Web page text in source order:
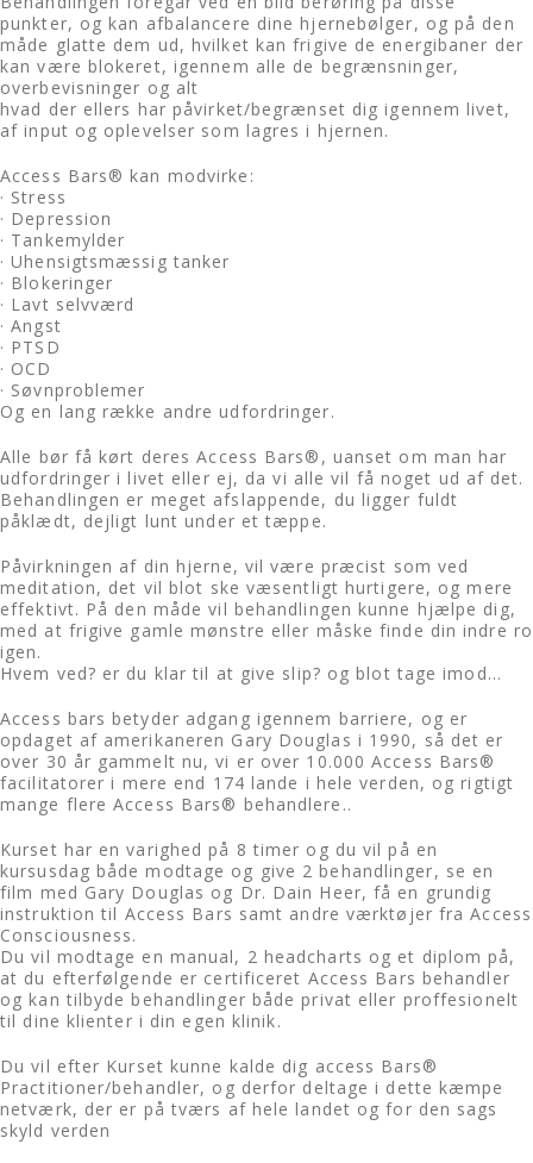
punkter, og kan afbalancere dine hjernebølger, og på den
måde glatte dem ud, hvilket kan frigive de energibaner der
kan være blokeret, igennem alle de begrænsninger,
overbevisninger og alt
hvad der ellers har påvirket/begrænset dig igennem livet,
af input og oplevelser som lagres i hjernen.
Access Bars® kan modvirke:
· Stress
· Depression
· Tankemylder
· Uhensigtsmæssig tanker
· Blokeringer
· Lavt selvværd
· Angst
· PTSD
· OCD
· Søvnproblemer
Og en lang række andre udfordringer.
Alle bør få kørt deres Access Bars®, uanset om man har
udfordringer i livet eller ej, da vi alle vil få noget ud af det.
Behandlingen er meget afslappende, du ligger fuldt
påklædt, dejligt lunt under et tæppe.
Påvirkningen af din hjerne, vil være præcist som ved
meditation, det vil blot ske væsentligt hurtigere, og mere
effektivt. På den måde vil behandlingen kunne hjælpe dig,
med at frigive gamle mønstre eller måske finde din indre ro
igen.
Hvem ved? er du klar til at give slip? og blot tage imod…
Access bars betyder adgang igennem barriere, og er
opdaget af amerikaneren Gary Douglas i 1990, så det er
over 30 år gammelt nu, vi er over 10.000 Access Bars®
facilitatorer i mere end 174 lande i hele verden, og rigtigt
mange flere Access Bars® behandlere..
Kurset har en varighed på 8 timer og du vil på en
kursusdag både modtage og give 2 behandlinger, se en
film med Gary Douglas og Dr. Dain Heer, få en grundig
instruktion til Access Bars samt andre værktøjer fra Access
Consciousness.
Du vil modtage en manual, 2 headcharts og et diplom på,
at du efterfølgende er certificeret Access Bars behandler
og kan tilbyde behandlinger både privat eller proffesionelt
til dine klienter i din egen klinik.
Du vil efter Kurset kunne kalde dig access Bars®
Practitioner/behandler, og derfor deltage i dette kæmpe
netværk, der er på tværs af hele landet og for den sags
skyld verden